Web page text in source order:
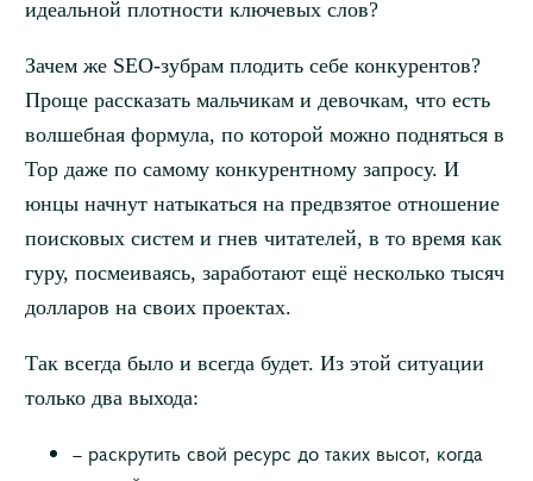
идеальной плотности ключевых слов?
Зачем же SEO-зубрам плодить себе конкурентов?
Проще рассказать мальчикам и девочкам, что есть
волшебная формула, по которой можно подняться в
Top даже по самому конкурентному запросу. И
юнцы начнут натыкаться на предвзятое отношение
поисковых систем и гнев читателей, в то время как
гуру, посмеиваясь, заработают ещё несколько тысяч
долларов на своих проектах.
Так всегда было и всегда будет. Из этой ситуации
только два выхода:
– раскрутить свой ресурс до таких высот, когда